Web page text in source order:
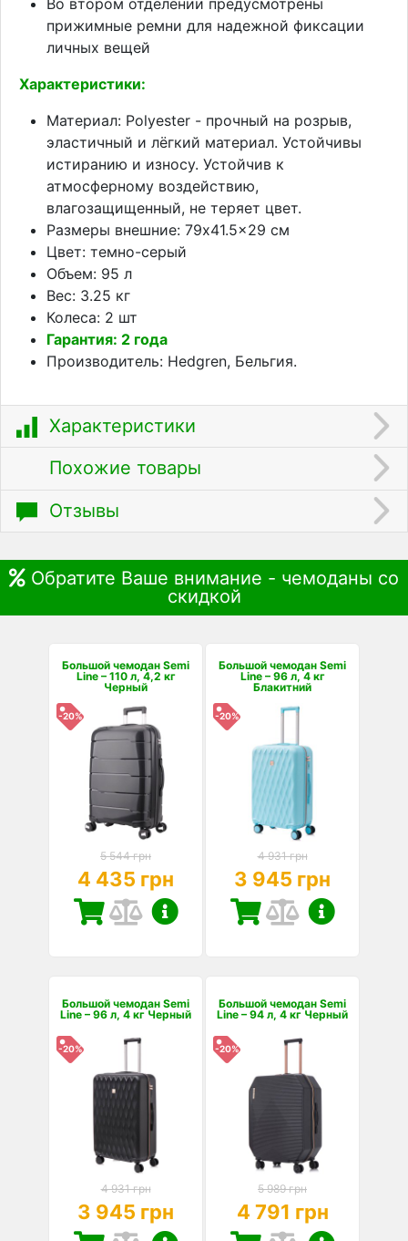
прижимные ремни для надежной фиксации
личных вещей
Характеристики:
Материал: Polyester - прочный на розрыв,
эластичный и лёгкий материал. Устойчивы
истиранию и износу. Устойчив к
атмосферному воздействию,
влагозащищенный, не теряет цвет.
Размеры внешние: 79x41.5x29 см
Цвет: темно-серый
Объем: 95 л
Вес: 3.25 кг
Колеса: 2 шт
Гарантия: 2 года
Производитель: Hedgren, Бельгия.
Характеристики
Похожие товары
Отзывы
Обратите Ваше внимание - чемоданы со
скидкой
Большой чемодан Semi
Line – 110 л, 4,2 кг
Черный
-20%
5 544 грн
4 435 грн
Большой чемодан Semi
Line – 96 л, 4 кг
Блакитний
-20%
4 931 грн
3 945 грн
Большой чемодан Semi
Line – 96 л, 4 кг Черный
-20%
4 931 грн
3 945 грн
Большой чемодан Semi
Line – 94 л, 4 кг Черный
-20%
5 989 грн
4 791 грн